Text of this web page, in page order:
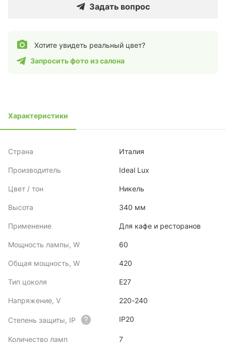
Задать вопрос
Хотите увидеть реальный цвет?
Запросить фото из салона
Характеристики
Страна Италия
Производитель Ideal Lux
Цвет / тон Никель
Высота 340 мм
Применение Для кафе и ресторанов
Мощность лампы, W 60
Общая мощность, W 420
Тип цоколя E27
Напряжение, V 220-240
Степень защиты, IP IP20
Количество ламп 7